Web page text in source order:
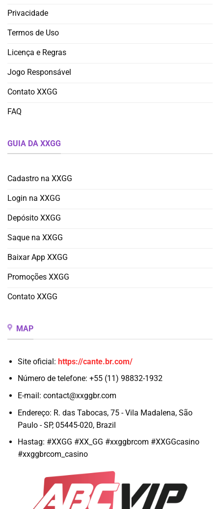
Privacidade
Termos de Uso
Licença e Regras
Jogo Responsável
Contato XXGG
FAQ
GUIA DA XXGG
Cadastro na XXGG
Login na XXGG
Depósito XXGG
Saque na XXGG
Baixar App XXGG
Promoções XXGG
Contato XXGG
MAP
Site oficial: https://cante.br.com/
Número de telefone: +55 (11) 98832-1932
E-mail: contact@xxggbr.com
Endereço: R. das Tabocas, 75 - Vila Madalena, São
Paulo - SP, 05445-020, Brazil
Hastag: #XXGG #XX_GG #xxggbrcom #XXGGcasino
#xxggbrcom_casino